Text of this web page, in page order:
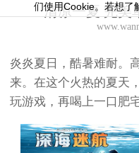
们使用Cookie。若想了
清凉一夏 完美
炎炎夏日，酷暑难耐。
来。在这个火热的夏天
玩游戏，再喝上一口肥